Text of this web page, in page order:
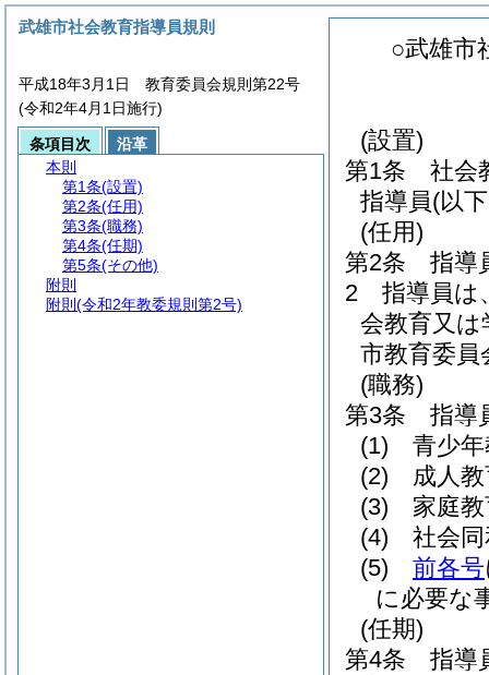
○武雄市
(設置)
第1条
社会
指導員(以
(任用)
第2条
指導
2
指導員は
会教育又
市教育委員
(職務)
第3条
指導
(1)
青少
(2)
成人
(3)
家庭
(4)
社会
(5)
前各号
に必要な
(任期)
第4条
指導
武雄市社会教育指導員規則
平成18年3月1日 教育委員会規則第22号
(令和2年4月1日施行)
条項目次
沿革
本則
第1条(設置)
第2条(任用)
第3条(職務)
第4条(任期)
第5条(その他)
附則
附則 (令和2年教委規則第2号)